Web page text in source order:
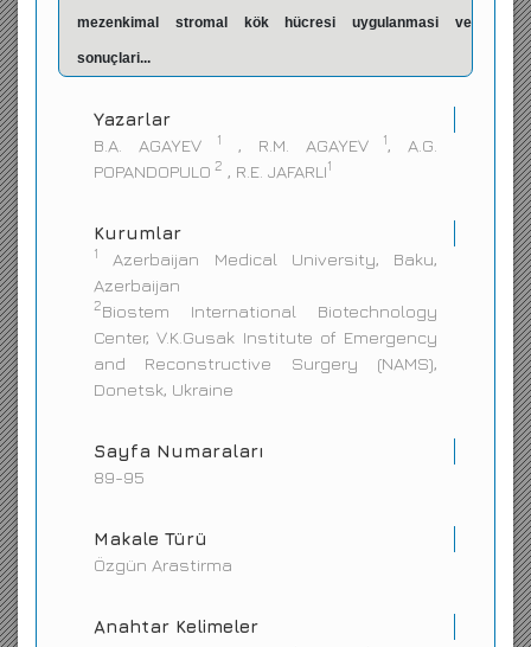
mezenkimal stromal kök hücresi uygulanmasi ve
sonuçlari...
Yazarlar
B.A. AGAYEV
1 , R.M. AGAYEV1, A.G.
POPANDOPULO 2 , R.E. JAFARLI1
Kurumlar
1
Azerbaijan Medical University, Baku,
Azerbaijan
2Biostem International Biotechnology
Center, V.K.Gusak Institute of Emergency
and Reconstructive Surgery (NAMS),
Donetsk, Ukraine
Sayfa Numaraları
89-95
Makale Türü
Özgün Arastirma
Anahtar Kelimeler